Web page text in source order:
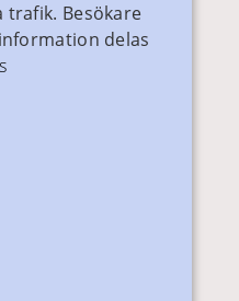
trafik. Besökare
delas